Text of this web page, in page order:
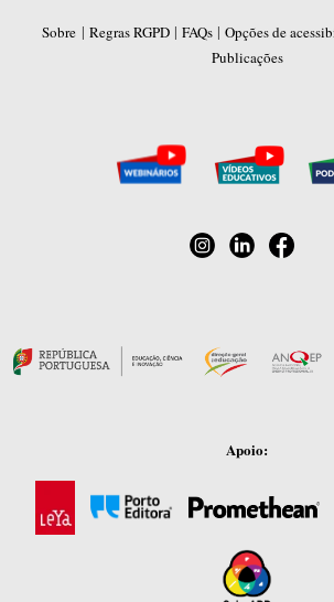
Sobre | Regras RGPD| FAQs| Opções de
Publicações
Apoio: